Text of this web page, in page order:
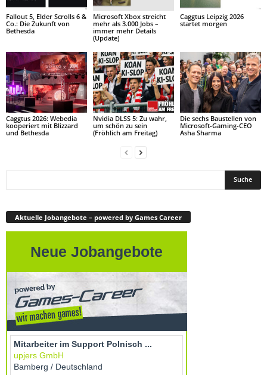
Fallout 5, Elder Scrolls 6 &
Co.: Die Zukunft von
Bethesda
Microsoft Xbox streicht
mehr als 3.000 Jobs –
immer mehr Details
(Update)
Caggtus Leipzig 2026
startet morgen
Caggtus 2026: Webedia
kooperiert mit Blizzard
und Bethesda
Nvidia DLSS 5: Zu wahr,
um schön zu sein
(Fröhlich am Freitag)
Die sechs Baustellen von
Microsoft-Gaming-CEO
Asha Sharma
Aktuelle Jobangebote – powered by Games Career